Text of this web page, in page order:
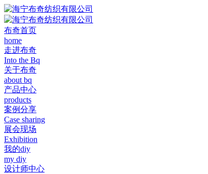
布奇首页
home
走进布奇
Into the Bq
关于布奇
about bq
产品中心
products
案例分享
Case sharing
展会现场
Exhibition
我的diy
my diy
设计师中心